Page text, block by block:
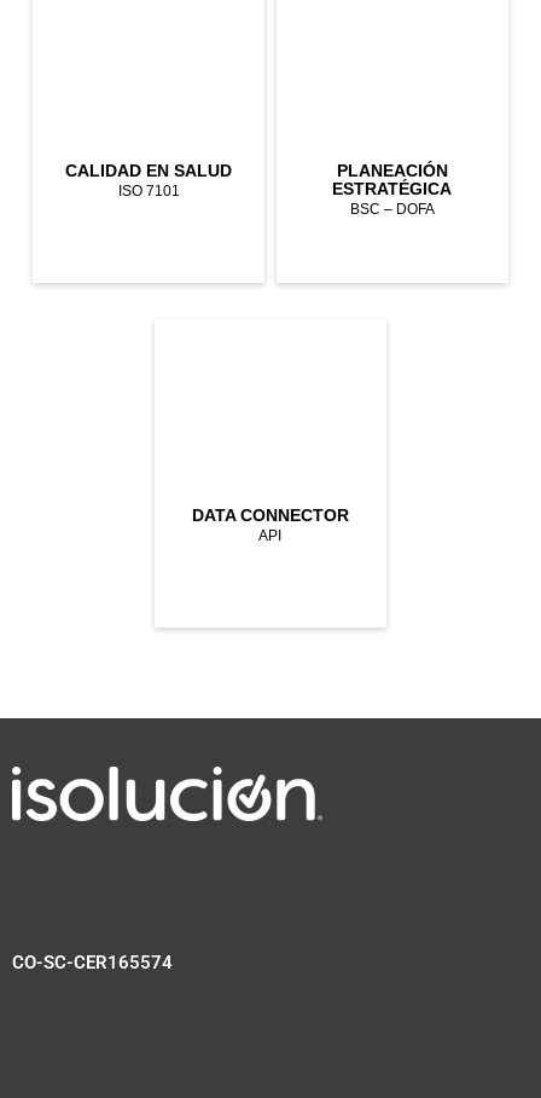
CALIDAD EN SALUD
ISO 7101
PLANEACIÓN
ESTRATÉGICA
BSC – DOFA
DATA CONNECTOR
API
CO-SC-CER165574